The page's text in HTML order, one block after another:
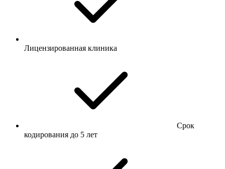
Лицензированная клиника
Срок
кодирования до 5 лет